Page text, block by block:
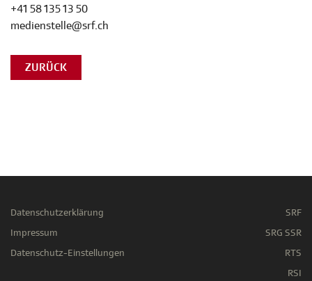
+41 58 135 13 50
medienstelle@srf.ch
ZURÜCK
Datenschutzerklärung
Impressum
Datenschutz-Einstellungen
SRF
SRG SSR
RTS
RSI